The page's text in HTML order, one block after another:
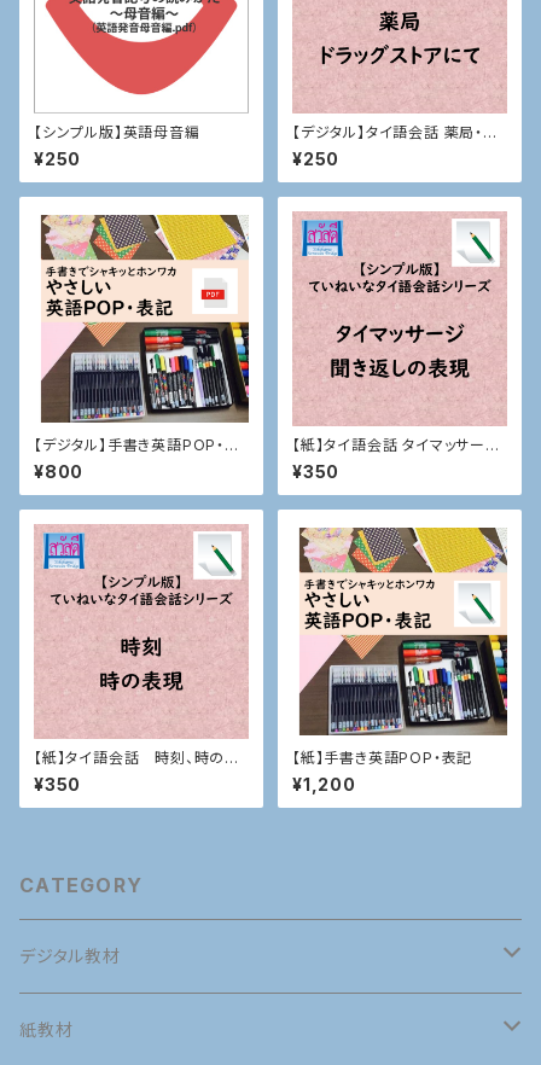
【シンプル版】英語母音編
¥250
【デジタル】タイ語会話 薬局・ド
ラッグストアにて
¥250
【デジタル】手書き英語POP・表
記
¥800
【紙】タイ語会話 タイマッサー
ジ・聞き返し
¥350
【紙】タイ語会話 時刻、時の表
現
¥350
【紙】手書き英語POP・表記
¥1,200
CATEGORY
デジタル教材
英語
紙教材